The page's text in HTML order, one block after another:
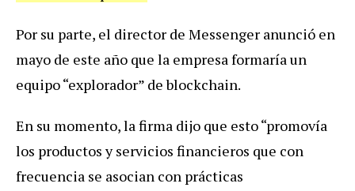
Por su parte, el director de Messenger anunció en
mayo de este año que la empresa formaría un
equipo “explorador” de blockchain.
En su momento, la firma dijo que esto “promovía
los productos y servicios financieros que con
frecuencia se asocian con prácticas